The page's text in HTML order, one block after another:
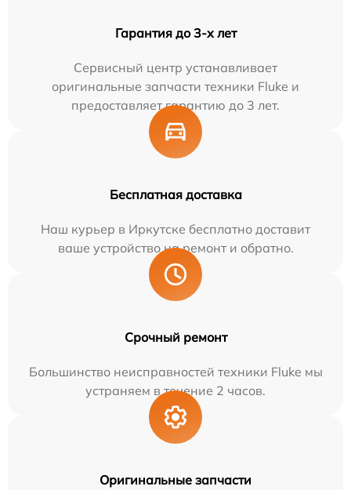
Гарантия до 3-х лет
Сервисный центр устанавливает
оригинальные запчасти техники Fluke и
предоставляет гарантию до 3 лет.
Бесплатная доставка
Наш курьер в Иркутске бесплатно доставит
ваше устройство на ремонт и обратно.
Срочный ремонт
Большинство неисправностей техники Fluke мы
устраняем в течение 2 часов.
Оригинальные запчасти